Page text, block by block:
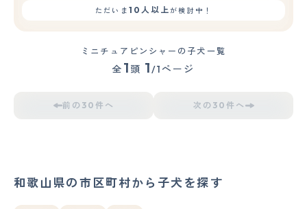
ただいま 10人以上が検討中！
ミニチュアピンシャーの子犬一覧
全 1 頭 1/1ページ
前の30件へ 次の30件へ
和歌山県の市区町村から子犬を探す